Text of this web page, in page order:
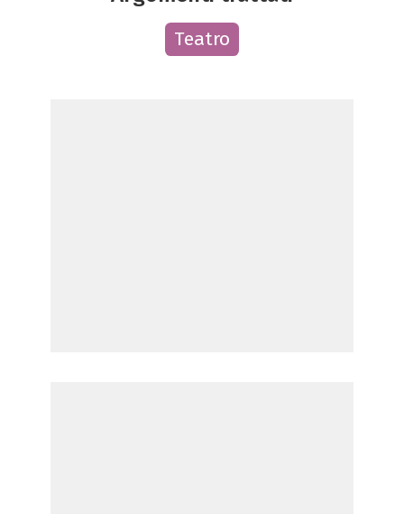
Teatro